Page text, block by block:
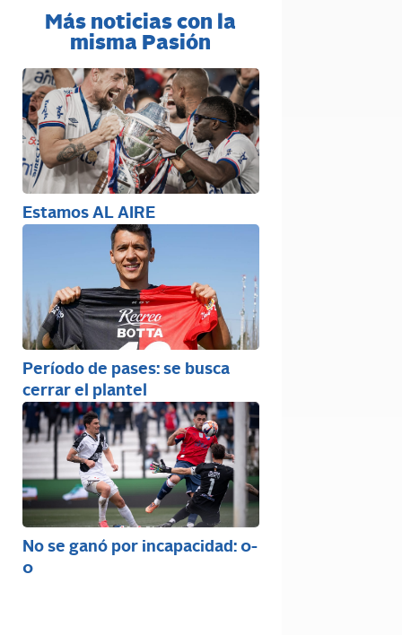
Más noticias con la
misma Pasión
Estamos AL AIRE
Período de pases: se busca
cerrar el plantel
No se ganó por incapacidad: 0-
0